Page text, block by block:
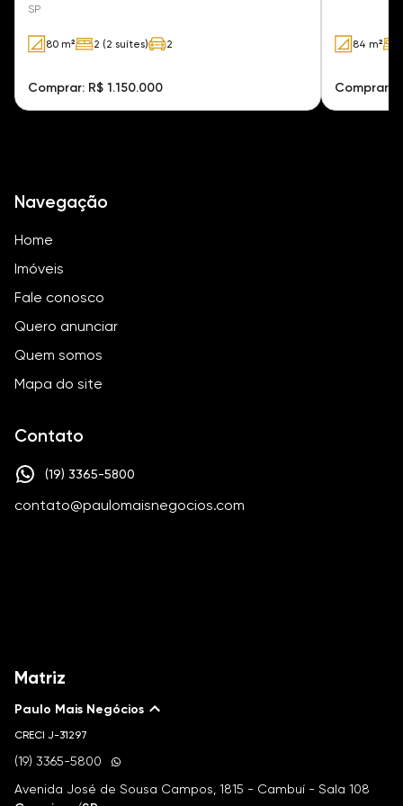
SP
80 m² 2 (2 suítes) 2
Comprar: R$ 1.150.000
84 m²
Comprar:
Navegação
Home
Imóveis
Fale conosco
Quero anunciar
Quem somos
Mapa do site
Contato
(19) 3365-5800
contato@paulomaisnegocios.com
Matriz
Paulo Mais Negócios
CRECI J-31297
(19) 3365-5800
Avenida José de Sousa Campos, 1815 - Cambuí - Sala 108